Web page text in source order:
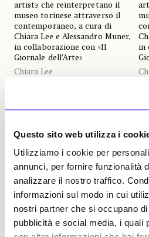
Questo sito web utilizza i
Utilizziamo i cookie per
annunci, per fornire funzionalità
analizzare il nostro traffico.
informazioni sul modo in cui
nostri partner che si occupano
pubblicità e social media, i quali
artistɜ che reinterpretano il
museo torinese attraverso il
contemporaneo, a cura di
Chiara Lee e Alessandro Muner,
in collaborazione con «Il
Giornale dell’Arte»
Chiara Lee
in
NEWS #MAOTEMPOPRESENTE
#MaoTempoPresente:
Fuchsia Dunlop